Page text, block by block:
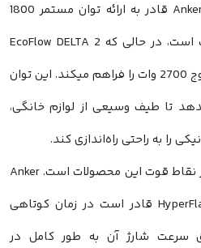
نشان میدهند. Anker SOLIX F1500 قادر به ارائه توان مستمر 1800
وات و توان لحظه‌ای 2400 وات است، در حالی که EcoFlow DELTA 2
توان مستمر 1800 وات و توان اوج 2700 وات را فراهم میکند. این توان
تا طیف وسیعی از لوازم خانگی،
را به راحتی راه‌اندازی کند.
سرعت شارژ مجدد یکی دیگر از نقاط قوت این محصولات است. Anker
HyperFlash قادر است در زمان کوتاهی
سرعت شارژ آن به طور کامل در